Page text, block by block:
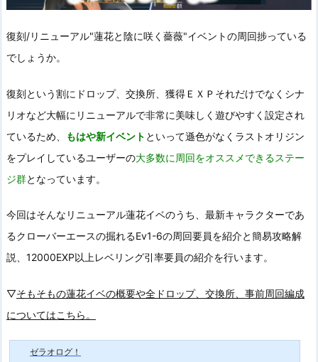
復刻/リニューアル"蓮花と陰に咲く薔薇"イベントの周回捗っている
でしょうか。
復刻という割にドロップ、交換所、獲得ＥＸＰそれだけでなくシナ
リオなど大幅にリニューアルで非常に美味しく遊びやすく設定され
ているため、
もはや新イベント といって遜色がなくラストオリジン
をプレイしているユーザーの大多数に周回をオススメできるステー
ジ群となっています。
今回はそんなリニューアル蓮花イベのうち、最新キャラクターであ
るクローバーエースの掘れるEv1-6の周回要員を紹介と簡易攻略解
説、12000EXP以上レベリング引率要員の紹介を行います。
▽そもそもの蓮花イベの概要や全ドロップ、交換所、事前周回編成
についてはこちら。
ゼラオログ！